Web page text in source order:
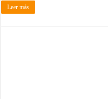
Leer más